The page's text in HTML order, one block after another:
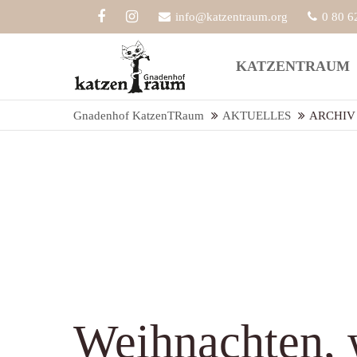
Der Eintrag "offcanvas-col1" existiert
leider nicht.
leider
info@katzentraum.org 0 80
KATZENTRAUM
Gnadenhof KatzenTRaum AKTUELLES ARCHIV
Weihnachten,